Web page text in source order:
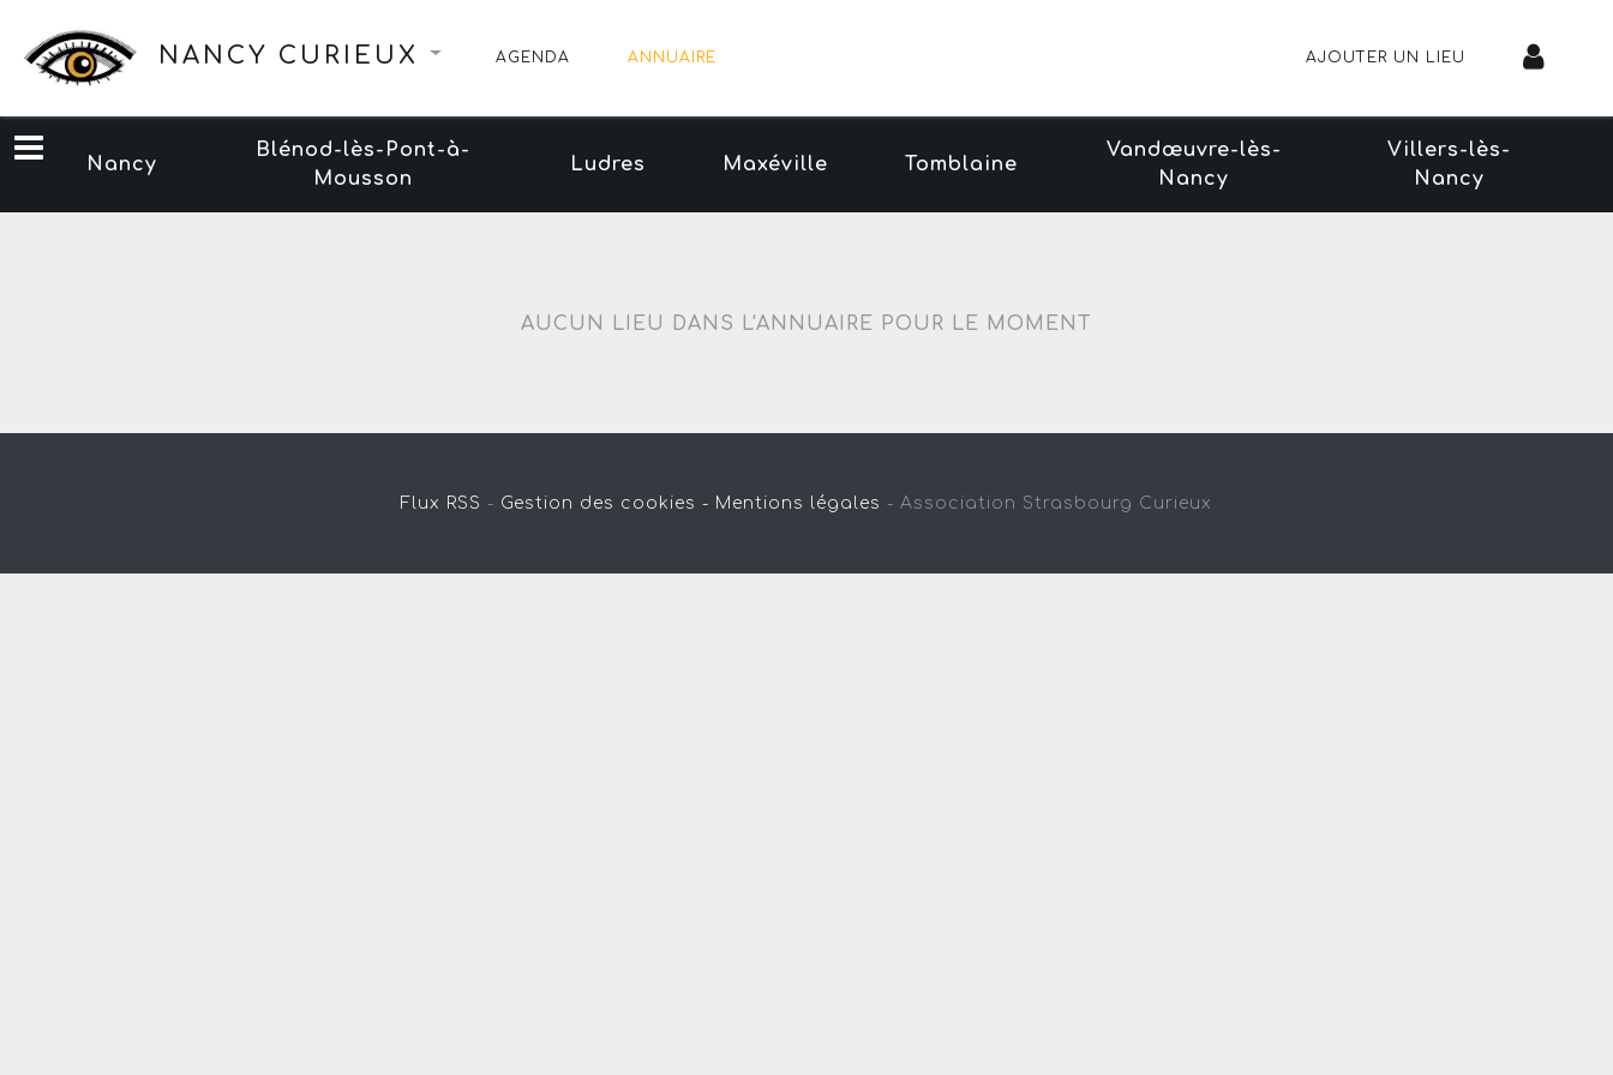
NANCY CURIEUX AGENDA ANNUAIRE AJOUTER UN LIEU
Nancy
Blénod-lès-Pont-à-
Mousson
Ludres Maxéville Tomblaine
Vandœuvre-lès-
Nancy
Villers-lès-
Nancy
AUCUN LIEU DANS L'ANNUAIRE POUR LE MOMENT
Flux RSS - Gestion des cookies - Mentions légales - Association Strasbourg Curieux